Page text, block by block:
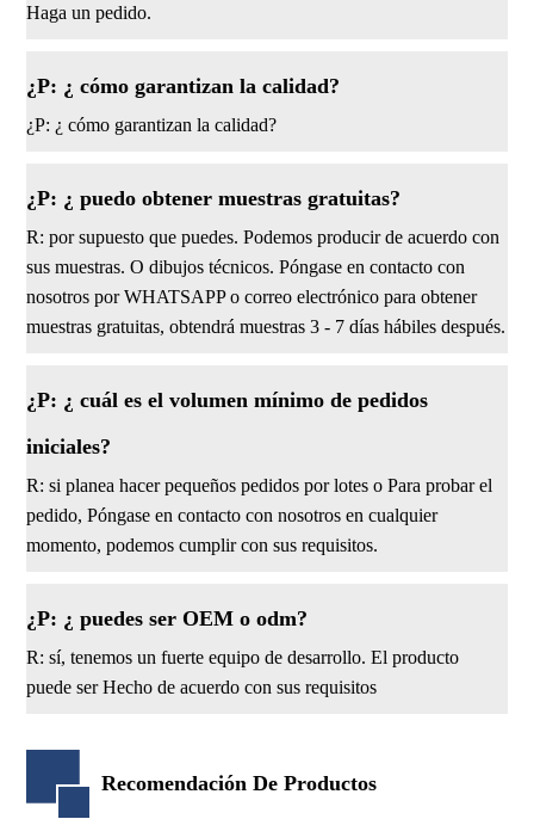
Haga un pedido.
¿P: ¿ cómo garantizan la calidad?
¿P: ¿ cómo garantizan la calidad?
¿P: ¿ puedo obtener muestras gratuitas?
R: por supuesto que puedes. Podemos producir de acuerdo con
sus muestras. O dibujos técnicos. Póngase en contacto con
nosotros por WHATSAPP o correo electrónico para obtener
muestras gratuitas, obtendrá muestras 3 - 7 días hábiles después.
¿P: ¿ cuál es el volumen mínimo de pedidos
iniciales?
R: si planea hacer pequeños pedidos por lotes o Para probar el
pedido, Póngase en contacto con nosotros en cualquier
momento, podemos cumplir con sus requisitos.
¿P: ¿ puedes ser OEM o odm?
R: sí, tenemos un fuerte equipo de desarrollo. El producto
puede ser Hecho de acuerdo con sus requisitos
Recomendación De Productos